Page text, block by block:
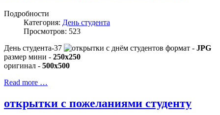
Подробности
Категория: День студента
Просмотров: 523
День студента-37
формат - JPG
размер мини - 250x250
оригинал - 500x500
Read more …
открытки с пожеланиями студенту